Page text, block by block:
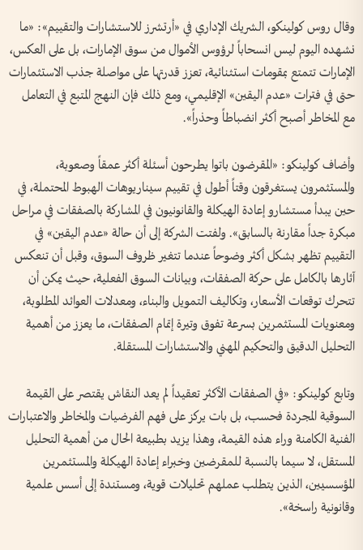
وقال روس كولينكو، الشريك الإداري في «أرتشرز للاستشارات والتقييم»: «ما
نشهده اليوم ليس انسحاباً لرؤوس الأموال من سوق الإمارات، بل على العكس،
الإمارات تتمتع بمقومات استثنائية، تعزز قدرتها على مواصلة جذب الاستثمارات
حتى في فترات «عدم اليقين» الإقليمي، ومع ذلك فإن النهج المتبع في التعامل
مع المخاطر أصبح أكثر انضباطاً وحذراً».
وأضاف كولينكو: «المقرضون باتوا يطرحون أسئلة أكثر عمقاً وصعوبة،
والمستثمرون يستغرقون وقتاً أطول في تقييم سيناريوهات الهبوط المحتملة، في
حين يبدأ مستشارو إعادة الهيكلة والقانونيون في المشاركة بالصفقات في مراحل
مبكرة جداً مقارنة بالسابق». ولفتت الشركة إلى أن حالة «عدم اليقين» في
التقييم تظهر بشكل أكثر وضوحاً عندما تتغير ظروف السوق، وقبل أن تنعكس
آثارها بالكامل على حركة الصفقات، وبيانات السوق الفعلية، حيث يمكن أن
تتحرك توقعات الأسعار، وتكاليف التمويل والبناء، ومعدلات العوائد المطلوبة،
ومعنويات المستثمرين بسرعة تفوق وتيرة إتمام الصفقات، ما يعزز من أهمية
التحليل الدقيق والتحكيم المهني والاستشارات المستقلة.
وتابع كولينكو: «في الصفقات الأكثر تعقيداً لم يعد النقاش يقتصر على القيمة
السوقية المجردة فحسب، بل بات يركز على فهم الفرضيات والمخاطر والاعتبارات
الفنية الكامنة وراء هذه القيمة، وهذا يزيد بطبيعة الحال من أهمية التحليل
المستقل، لا سيما بالنسبة للمقرضين وخبراء إعادة الهيكلة والمستثمرين
المؤسسيين، الذين يتطلب عملهم تحليلات قوية، ومستندة إلى أسس علمية
وقانونية راسخة».